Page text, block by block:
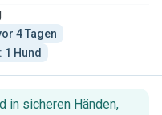
4 Tagen
1 Hund
in sicheren Händen,